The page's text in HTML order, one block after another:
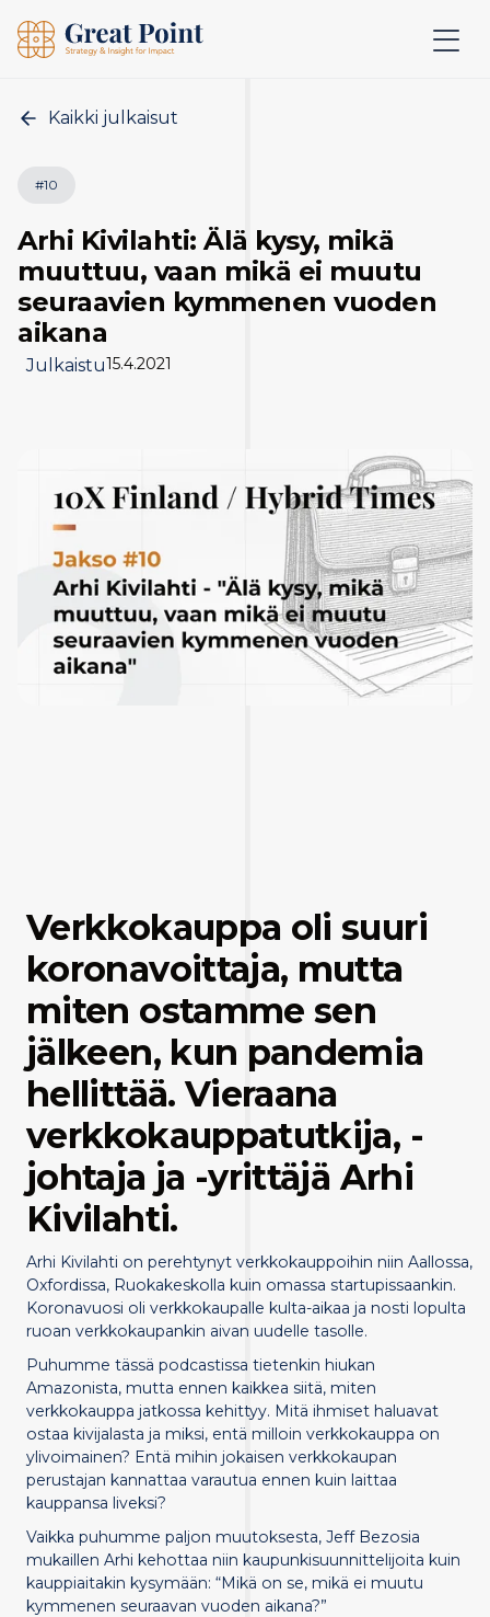
Kaikki julkaisut
#10
Arhi Kivilahti: Älä kysy, mikä
muuttuu, vaan mikä ei muutu
seuraavien kymmenen vuoden
aikana
Julkaistu15.4.2021
Verkkokauppa oli suuri
koronavoittaja, mutta
miten ostamme sen
jälkeen, kun pandemia
hellittää. Vieraana
verkkokauppatutkija, -
johtaja ja -yrittäjä Arhi
Kivilahti.
Arhi Kivilahti on perehtynyt verkkokauppoihin niin Aallossa,
Oxfordissa, Ruokakeskolla kuin omassa startupissaankin.
Koronavuosi oli verkkokaupalle kulta-aikaa ja nosti lopulta
ruoan verkkokaupankin aivan uudelle tasolle.
Puhumme tässä podcastissa tietenkin hiukan
Amazonista, mutta ennen kaikkea siitä, miten
verkkokauppa jatkossa kehittyy. Mitä ihmiset haluavat
ostaa kivijalasta ja miksi, entä milloin verkkokauppa on
ylivoimainen? Entä mihin jokaisen verkkokaupan
perustajan kannattaa varautua ennen kuin laittaa
kauppansa liveksi?
Vaikka puhumme paljon muutoksesta, Jeff Bezosia
mukaillen Arhi kehottaa niin kaupunkisuunnittelijoita kuin
kauppiaitakin kysymään: “Mikä on se, mikä ei muutu
kymmenen seuraavan vuoden aikana?”